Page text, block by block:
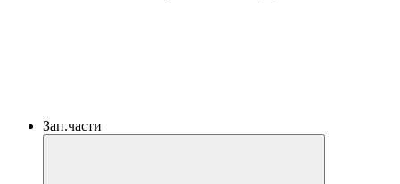
Зап.части